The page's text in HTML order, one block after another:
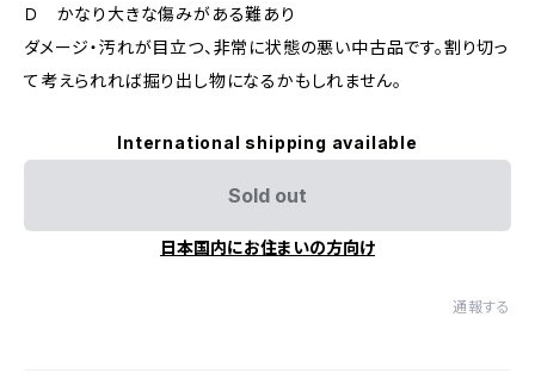
Ｄ かなり大きな傷みがある難あり
ダメージ・汚れが目立つ、非常に状態の悪い中古品です。割り切っ
て考えられれば掘り出し物になるかもしれません。
International shipping available
Sold out
日本国内にお住まいの方向け
通報する